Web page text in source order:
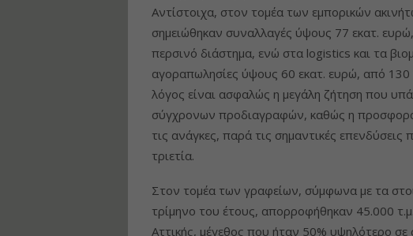
Αντίστοιχα, στον τομέα των εμπορικών
σημειώθηκαν συναλλαγές ύψους 77 εκατ.
περσινό διάστημα, ενώ στα logistics και τα
αγοραπωλησίες ύψους 60 εκατ. ευρώ, από 130
λόγος είναι ασφαλώς η μεγάλη ζήτηση που
σύγχρονων προδιαγραφών, καθώς η προσφορά
τις ανάγκες, παρά τις σημαντικές
τριετία.
Στον τομέα των γραφείων, σύμφωνα με τα
τρίμηνο του έτους, απορροφήθηκαν 45.000
Αττικής, μέγεθος που ήταν 50% υψηλότερο